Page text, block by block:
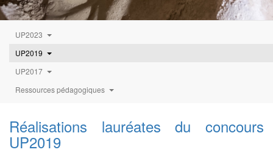
UP2023
UP2019
UP2017
Ressources pédagogiques
Réalisations lauréates du concours
UP2019